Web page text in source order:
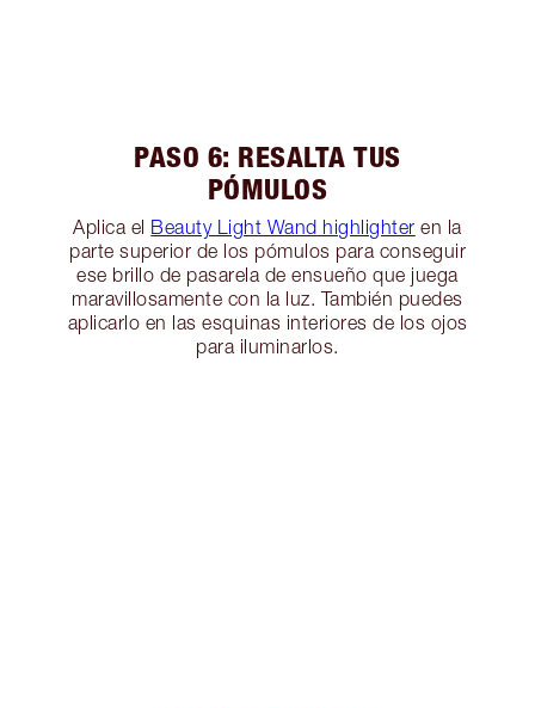
PASO 6: RESALTA TUS
PÓMULOS
Aplica el Beauty Light Wand highlighter en la
parte superior de los pómulos para conseguir
ese brillo de pasarela de ensueño que juega
maravillosamente con la luz. También puedes
aplicarlo en las esquinas interiores de los ojos
para iluminarlos.